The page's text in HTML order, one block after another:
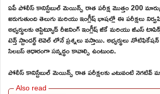
ఏపీ పోలీస్ కానిస్టేబుల్ మెయిన్స్ రాత పరీక్ష మొత్తం 200
జరుగుతుంది తెలుగు మరియు ఇంగ్లీష్ భాషల్లో ఈ పరీక్షలు
అభ్యర్థులకు ఆప్టిట్యూడ్ రీజనింగ్ ఇంగ్లీష్ జీకే మరియు జీఎస్
టెన్త్ స్టాండర్డ్ లెవెల్ లోనే ప్రశ్నలు వస్తాయి. అభ్యర్థులు
సిలబస్ ఆధారంగా సన్నద్ధం కావాల్సి ఉంటుంది.
పోలీస్ కానిస్టేబుల్ మెయిన్స్ రాత పరీక్షలకు ఎటువంటి నెగటివ్